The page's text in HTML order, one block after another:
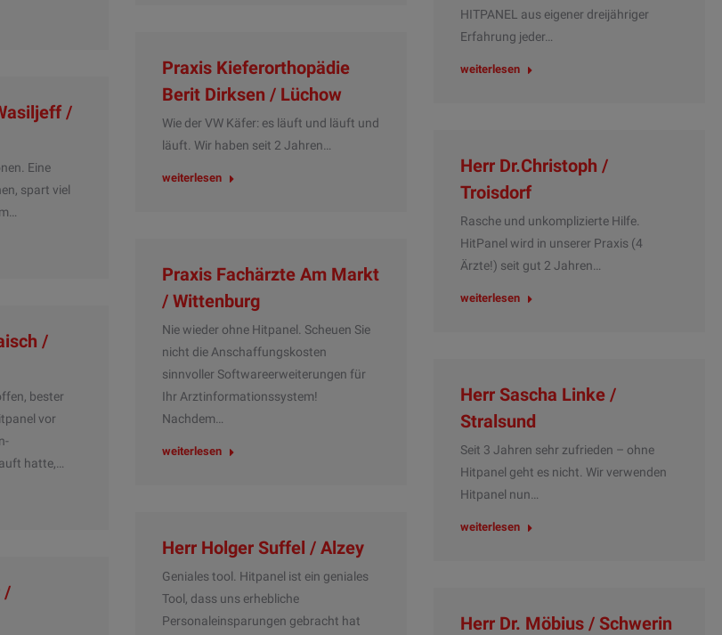
HITPANEL aus eigener dreijähriger
Erfahrung jeder…
weiterlesen
Praxis Kieferorthopädie
Berit Dirksen / Lüchow
Wie der VW Käfer: es läuft und läuft und
läuft. Wir haben seit 2 Jahren…
weiterlesen
/
Eine
spart viel
Herr Dr.Christoph /
Troisdorf
Rasche und unkomplizierte Hilfe.
HitPanel wird in unserer Praxis (4
Ärzte!) seit gut 2 Jahren…
weiterlesen
Praxis Fachärzte Am Markt
/ Wittenburg
Nie wieder ohne Hitpanel. Scheuen Sie
nicht die Anschaffungskosten
sinnvoller Softwareerweiterungen für
Ihr Arztinformationssystem!
Nachdem…
weiterlesen
/
bester
vor
hatte,…
Herr Sascha Linke /
Stralsund
Seit 3 Jahren sehr zufrieden – ohne
Hitpanel geht es nicht. Wir verwenden
Hitpanel nun…
weiterlesen
Herr Holger Suffel / Alzey
Geniales tool. Hitpanel ist ein geniales
Tool, dass uns erhebliche
Personaleinsparungen gebracht hat
/
Herr Dr. Möbius / Schwerin